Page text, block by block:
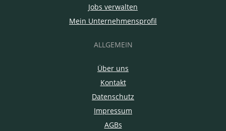
Jobs verwalten
Mein Unternehmensprofil
ALLGEMEIN
Über uns
Kontakt
Datenschutz
Impressum
AGBs